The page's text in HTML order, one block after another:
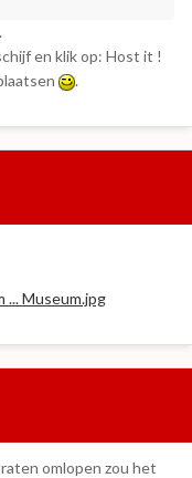
.
en klik op: Host it !
.
... Museum.jpg
omlopen zou het